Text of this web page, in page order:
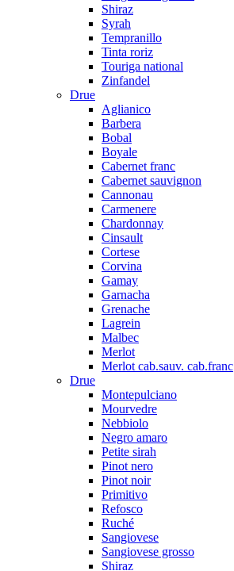
Shiraz
Syrah
Tempranillo
Tinta roriz
Touriga national
Zinfandel
Drue
Aglianico
Barbera
Bobal
Boyale
Cabernet franc
Cabernet sauvignon
Cannonau
Carmenere
Chardonnay
Cinsault
Cortese
Corvina
Gamay
Garnacha
Grenache
Lagrein
Malbec
Merlot
Merlot cab.sauv. cab.franc
Drue
Montepulciano
Mourvedre
Nebbiolo
Negro amaro
Petite sirah
Pinot nero
Pinot noir
Primitivo
Refosco
Ruché
Sangiovese
Sangiovese grosso
Shiraz